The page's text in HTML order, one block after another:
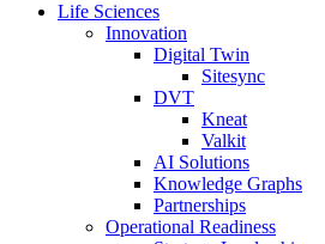
Life Sciences
Innovation
Digital Twin
Sitesync
DVT
Kneat
Valkit
AI Solutions
Knowledge Graphs
Partnerships
Operational Readiness